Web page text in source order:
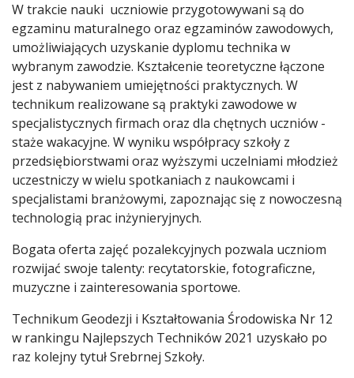
W trakcie nauki uczniowie przygotowywani są do
egzaminu maturalnego oraz egzaminów zawodowych,
umożliwiających uzyskanie dyplomu technika w
wybranym zawodzie. Kształcenie teoretyczne łączone
jest z nabywaniem umiejętności praktycznych. W
technikum realizowane są praktyki zawodowe w
specjalistycznych firmach oraz dla chętnych uczniów -
staże wakacyjne. W wyniku współpracy szkoły z
przedsiębiorstwami oraz wyższymi uczelniami młodzież
uczestniczy w wielu spotkaniach z naukowcami i
specjalistami branżowymi, zapoznając się z nowoczesną
technologią prac inżynieryjnych.
Bogata oferta zajęć pozalekcyjnych pozwala uczniom
rozwijać swoje talenty: recytatorskie, fotograficzne,
muzyczne i zainteresowania sportowe.
Technikum Geodezji i Kształtowania Środowiska Nr 12
w rankingu Najlepszych Techników 2021 uzyskało po
raz kolejny tytuł Srebrnej Szkoły.